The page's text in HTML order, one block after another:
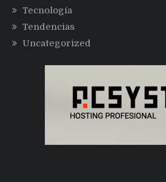
Tecnología
Tendencias
Uncategorized